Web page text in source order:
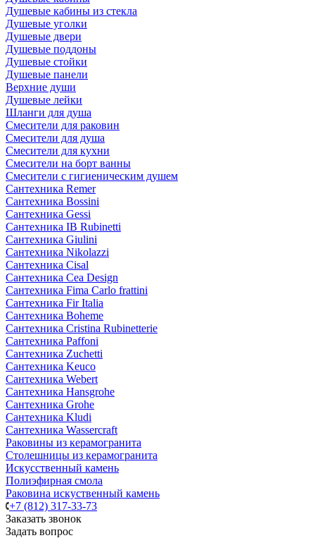
Душевые кабины из стекла
Душевые уголки
Душевые двери
Душевые поддоны
Душевые стойки
Душевые панели
Верхние души
Душевые лейки
Шланги для душа
Смесители для раковин
Смесители для душа
Смесители для кухни
Смесители на борт ванны
Смесители с гигиеническим душем
Сантехника Remer
Сантехника Bossini
Сантехника Gessi
Сантехника IB Rubinetti
Сантехника Giulini
Сантехника Nikolazzi
Сантехника Cisal
Сантехника Cea Design
Сантехника Fima Carlo frattini
Сантехника Fir Italia
Сантехника Boheme
Сантехника Cristina Rubinetterie
Сантехника Paffoni
Сантехника Zuchetti
Сантехника Keuco
Сантехника Webert
Сантехника Hansgrohe
Сантехника Grohe
Сантехника Kludi
Сантехника Wassercraft
Раковины из керамогранита
Столешницы из керамогранита
Искусственный камень
Полиэфирная смола
Раковина искуственный камень
+7 (812) 317-33-73
Заказать звонок
Задать вопрос